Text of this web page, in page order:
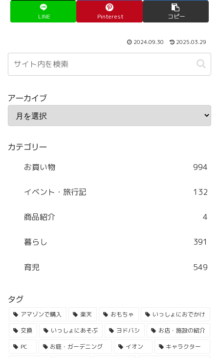
LINE Pinterest コピー
2024.09.30 2025.03.29
アーカイブ
カテゴリー
お買い物 994
イベント・旅行記 132
商品紹介 4
暮らし 391
育児 549
タグ
アマゾンで購入 楽天 おもちゃ
いっしょにおでかけ
交換
いっしょにあそぶ ヨドバシ
お店・施設の紹介
PC
お庭・ガーデニング イオン
キャラクター